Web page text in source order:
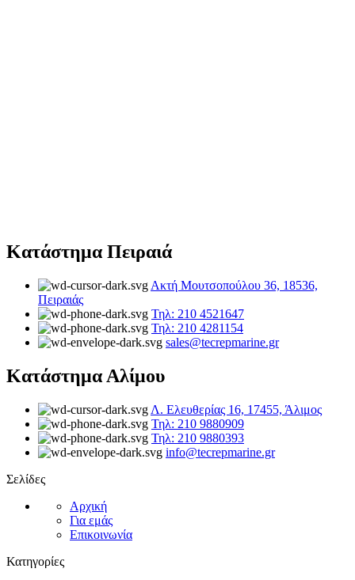
Κατάστημα Πειραιά
Ακτή Μουτσοπούλου 36, 18536,
Πειραιάς
Τηλ: 210 4521647
Τηλ: 210 4281154
sales@tecrepmarine.gr
Κατάστημα Αλίμου
Λ. Ελευθερίας 16, 17455, Άλιμος
Τηλ: 210 9880909
Τηλ: 210 9880393
info@tecrepmarine.gr
Σελίδες
Αρχική
Για εμάς
Επικοινωνία
Κατηγορίες